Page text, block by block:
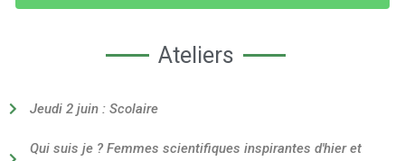
Ateliers
Jeudi 2 juin : Scolaire
Qui suis je ? Femmes scientifiques inspirantes d'hier et